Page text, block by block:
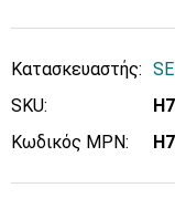
Κατασκευαστής:
SKU:
Κωδικός MPN: